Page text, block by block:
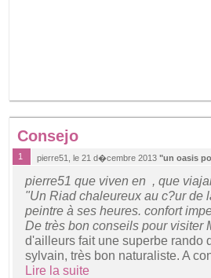
Consejo
1 pierre51, le 21 d�cembre 2013 "un oasis
pierre51 que viven en , que
"Un Riad chaleureux au c?ur de
peintre à ses heures. confort
De très bon conseils pour visiter
d'ailleurs fait une superbe rando
sylvain, très bon naturaliste. A
Lire la suite